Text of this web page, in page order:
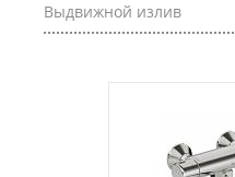
Выдвижной излив